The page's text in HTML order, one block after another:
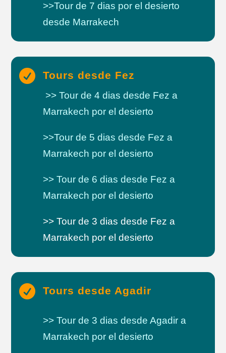
>>Tour de 7 dias por el desierto
desde Marrakech
 Tours desde Fez
>> Tour de 4 dias desde Fez a
Marrakech por el desierto
>>Tour de 5 dias desde Fez a
Marrakech por el desierto
>> Tour de 6 dias desde Fez a
Marrakech por el desierto
>> Tour de 3 dias desde Fez a
Marrakech por el desierto
 Tours desde Agadir
>> Tour de 3 dias desde Agadir a
Marrakech por el desierto